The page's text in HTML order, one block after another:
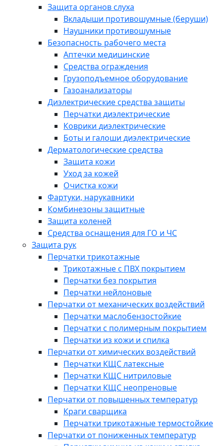
Защита органов слуха
Вкладыши противошумные (беруши)
Наушники противошумные
Безопасность рабочего места
Аптечки медицинские
Средства ограждения
Грузоподъемное оборудование
Газоанализаторы
Диэлектрические средства защиты
Перчатки диэлектрические
Коврики диэлектрические
Боты и галоши диэлектрические
Дерматологические средства
Защита кожи
Уход за кожей
Очистка кожи
Фартуки, нарукавники
Комбинезоны защитные
Защита коленей
Средства оснащения для ГО и ЧС
Защита рук
Перчатки трикотажные
Трикотажные с ПВХ покрытием
Перчатки без покрытия
Перчатки нейлоновые
Перчатки от механических воздействий
Перчатки маслобензостойкие
Перчатки с полимерным покрытием
Перчатки из кожи и спилка
Перчатки от химических воздействий
Перчатки КЩС латексные
Перчатки КЩС нитриловые
Перчатки КЩС неопреновые
Перчатки от повышенных температур
Краги сварщика
Перчатки трикотажные термостойкие
Перчатки от пониженных температур